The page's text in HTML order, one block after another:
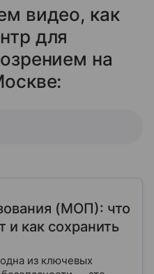
видео, как
для
на
(МОП): что
и как сохранить
из ключевых